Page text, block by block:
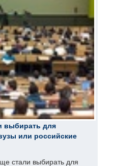
выбирать для
или российские
стали выбирать для